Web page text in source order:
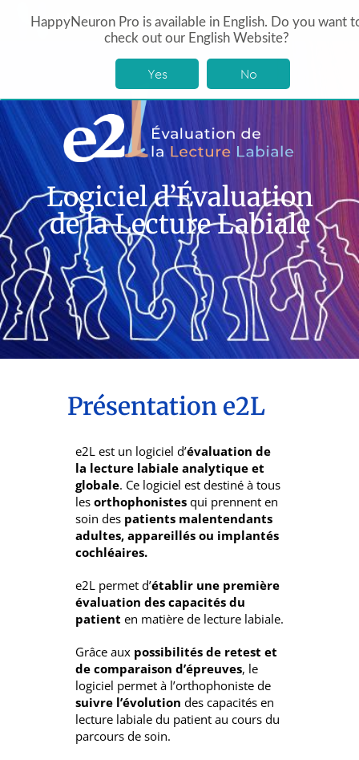
Logiciel d’Évaluation
de la Lecture Labiale
Présentation e2L
e2L est un logiciel d’évaluation de
la lecture labiale analytique et
globale. Ce logiciel est destiné à tous
les orthophonistes qui prennent en
soin des patients malentendants
adultes, appareillés ou implantés
cochléaires.
e2L permet d’établir une première
évaluation des capacités du
patient en matière de lecture labiale.
Grâce aux possibilités de retest et
de comparaison d’épreuves, le
logiciel permet à l’orthophoniste de
suivre l’évolution des capacités en
lecture labiale du patient au cours du
parcours de soin.
HappyNeuron Pro is available in English. Do you want
check out our English Website?
Yes No